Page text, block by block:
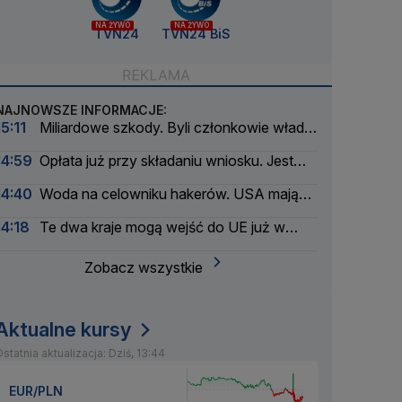
NA ŻYWO
TVN24
NA ŻYWO
TVN24 BiS
INFORMACJE:
Miliardowe szkody. Byli członkowie władz
Opłata już przy składaniu wniosku. Jest
Woda na celowniku hakerów. USA mają
Te dwa kraje mogą wejść do UE już w
Zobacz wszystkie
kursy
aktualizacja: Dziś, 13:44
EUR/PLN